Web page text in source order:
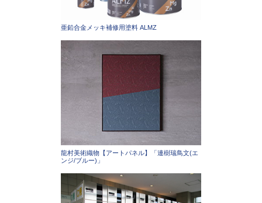
亜鉛合金メッキ補修用塗料 ALMZ
龍村美術織物【アートパネル】「連樹瑞鳥文(エ
ンジ/ブルー)」